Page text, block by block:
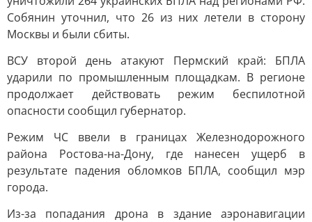
Собянин уточнил, что 26 из них летели в сторону
Москвы и были сбиты.
ВСУ второй день атакуют Пермский край: БПЛА
ударили по промышленным площадкам. В регионе
продолжает действовать режим беспилотной
опасности сообщил губернатор.
Режим ЧС ввели в границах Железнодорожного
района Ростова-на-Дону, где нанесен ущерб в
результате падения обломков БПЛА, сообщил мэр
города.
Из-за попадания дрона в здание аэронавигации